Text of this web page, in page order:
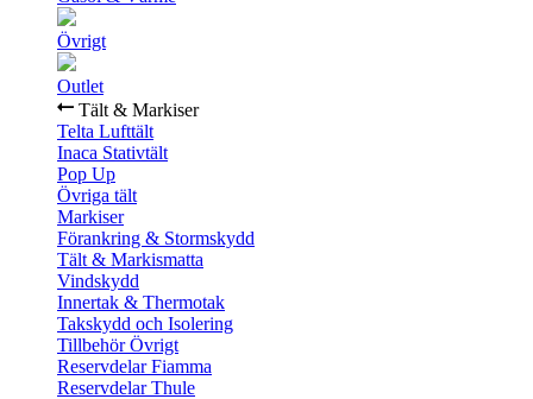
Övrigt
Outlet
Tält & Markiser
Telta Lufttält
Inaca Stativtält
Pop Up
Övriga tält
Markiser
Förankring & Stormskydd
Tält & Markismatta
Vindskydd
Innertak & Thermotak
Takskydd och Isolering
Tillbehör Övrigt
Reservdelar Fiamma
Reservdelar Thule